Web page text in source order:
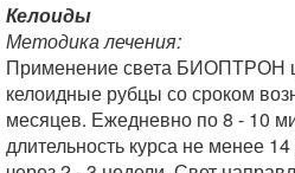
Келоиды
Методика лечения:
Применение света БИОПТРОН
келоидные рубцы со сроком
месяцев. Ежедневно по 8 - 10
длительность курса не менее